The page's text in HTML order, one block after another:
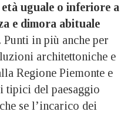
uguale o inferiore a
e dimora abituale
. Punti in più anche per
architettoniche e
Regione Piemonte e
tipici del paesaggio
se l’incarico dei